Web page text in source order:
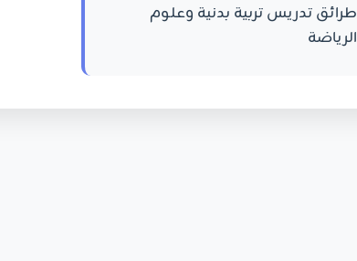
طرائق تدريس تربية بدنية وعلوم
الرياضة